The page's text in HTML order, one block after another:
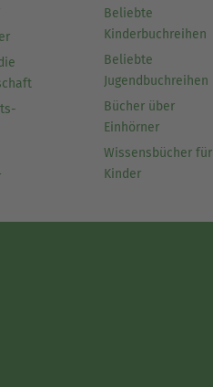
Beliebte
Kinderbuchreihen
Beliebte
Jugendbuchreihen
Bücher über
Einhörner
Wissensbücher für
Kinder